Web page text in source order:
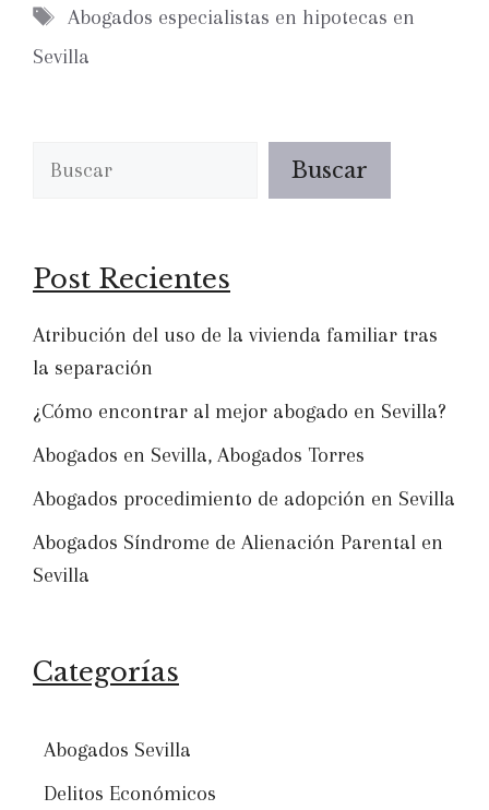
Etiquetas
Abogados especialistas en hipotecas en
Sevilla
Buscar Buscar
Post Recientes
Atribución del uso de la vivienda familiar tras
la separación
¿Cómo encontrar al mejor abogado en Sevilla?
Abogados en Sevilla, Abogados Torres
Abogados procedimiento de adopción en Sevilla
Abogados Síndrome de Alienación Parental en
Sevilla
Categorías
Abogados Sevilla
Delitos Económicos